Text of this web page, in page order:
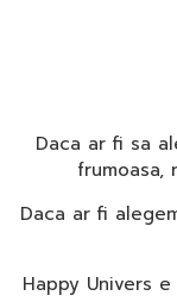
Daca ar fi sa
frumoasa,
Daca ar fi
Happy Univers